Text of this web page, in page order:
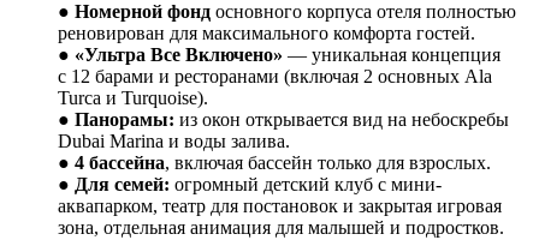
● Номерной фонд основного корпуса отеля полностью
реновирован для максимального комфорта гостей.
● «Ультра Все Включено» — уникальная концепция
с 12 барами и ресторанами (включая 2 основных Ala
Turca и Turquoise).
● Панорамы: из окон открывается вид на небоскребы
Dubai Marina и воды залива.
● 4 бассейна, включая бассейн только для взрослых.
● Для семей: огромный детский клуб с мини-
аквапарком, театр для постановок и закрытая игровая
зона, отдельная анимация для малышей и подростков.